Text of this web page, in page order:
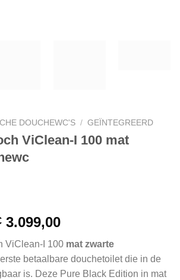
DOUCHEWC'S / GEÏNTEGREERD
ViClean-I 100 mat
3.299,00.
3.099,00Huidige
is:
€ 3.099,00.
ViClean-I 100 mat zwarte
betaalbare douchetoilet die in de
is. Deze Pure Black Edition in mat